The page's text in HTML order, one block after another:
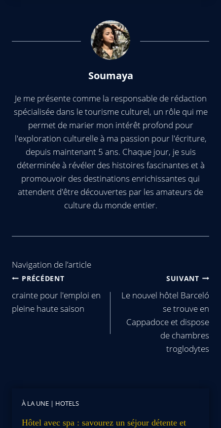
Soumaya
Je me présente comme la responsable de rédaction
spécialisée dans le tourisme culturel, un rôle qui me
permet de marier mon intérêt profond pour
l'exploration culturelle à ma passion pour l'écriture,
depuis maintenant 5 ans. Chaque jour, je suis
déterminée à révéler des histoires fascinantes et à
promouvoir des destinations enrichissantes qui
attendent d'être découvertes par les amateurs de
culture du monde entier.
Navigation de l’article
PRÉCÉDENT
crainte pour l'emploi en
pleine haute saison
SUIVANT
Le nouvel hôtel Barceló
se trouve en
Cappadoce et dispose
de chambres
troglodytes
À LA UNE | HOTELS
Hôtel avec spa : savourez un séjour détente et